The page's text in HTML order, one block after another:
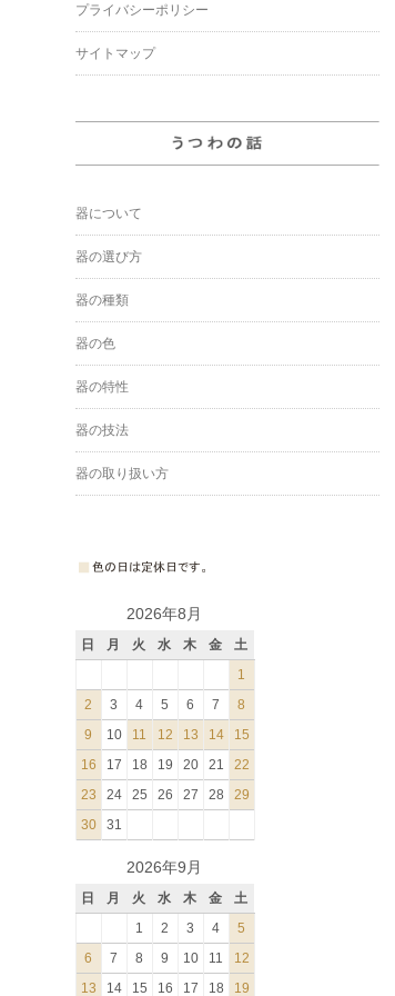
プライバシーポリシー
サイトマップ
器について
器の選び方
器の種類
器の色
器の特性
器の技法
器の取り扱い方
2026年8月
日 月 火 水 木 金
土
1
2
3 4 5 6 7
8
9
10 11 12 13 14
15
16
17 18 19 20 21
22
23
24 25 26 27 28
29
30
31
2026年9月
日 月 火 水 木 金
土
1
2 3 4
5
6
7 8 9 10 11
12
13
14 15 16 17 18 19